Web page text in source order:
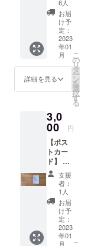
援して
みた
い！そ
んな
「パリ
コレへ
の挑
戦」を
とにか
く応援
方向け
のリ
ターン
です。
☆リ
ターン
内容：
・お礼
のメッ
セージ
をメー
ルにて
お送り
させて
6人
お届
け予
定：
2023
年01
月
詳細を見る
こ
の
リ
タ
ー
ン
を
選
択
す
る
3,0
00 円
【ポス
トカー
ド】 ペ
アテの
ロゴが
入った
ポスト
カード
にお礼
のメッ
セージ
支援
者：
1人
お届
け予
定：
2023
年01
月
こ